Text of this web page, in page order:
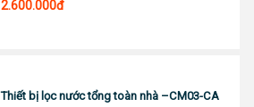
2.600.000đ
Thiết bị lọc nước tổng toàn nhà –CM03-CA